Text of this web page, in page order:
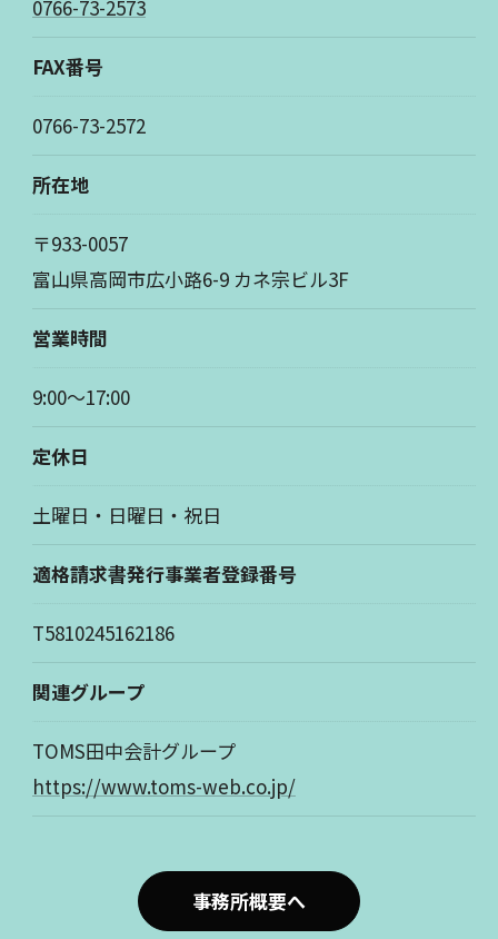
0766-73-2573
FAX番号
0766-73-2572
所在地
〒933-0057
富山県高岡市広小路6-9 カネ宗ビル3F
営業時間
9:00～17:00
定休日
土曜日・日曜日・祝日
適格請求書発行事業者登録番号
T5810245162186
関連グループ
TOMS田中会計グループ
https://www.toms-web.co.jp/
事務所概要へ